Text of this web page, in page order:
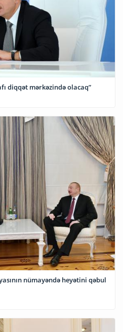
diqqət mərkəzində olacaq”
nümayəndə heyətini qəbul